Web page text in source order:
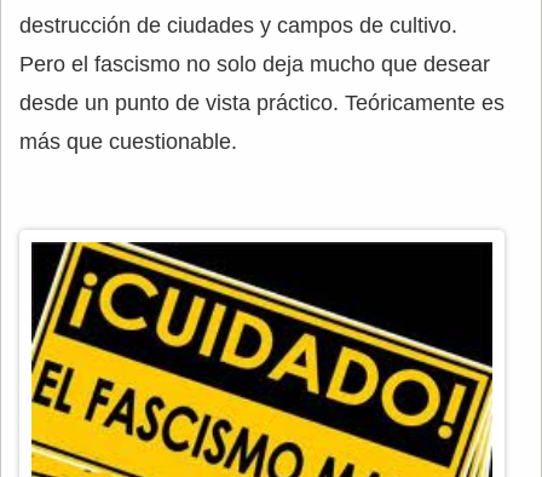
destrucción de ciudades y campos de cultivo.
Pero el fascismo no solo deja mucho que desear
desde un punto de vista práctico. Teóricamente es
más que cuestionable.